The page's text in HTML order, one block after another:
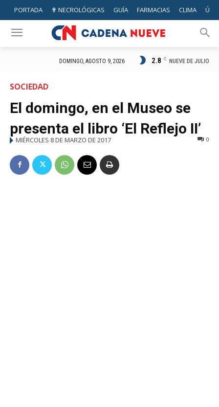
PORTADA ✟ NECROLÓGICAS GUÍA FARMACIAS CLIMA
DOMINGO, AGOSTO 9, 2026 2.8 C NUEVE DE JULIO
SOCIEDAD
El domingo, en el Museo se
presenta el libro ‘El Reflejo II’
MIÉRCOLES 8 DE MARZO DE 2017 0